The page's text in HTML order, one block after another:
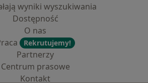
wyniki wyszukiwania
Dostępność
O nas
Rekrutujemy!
Partnerzy
Centrum prasowe
Kontakt